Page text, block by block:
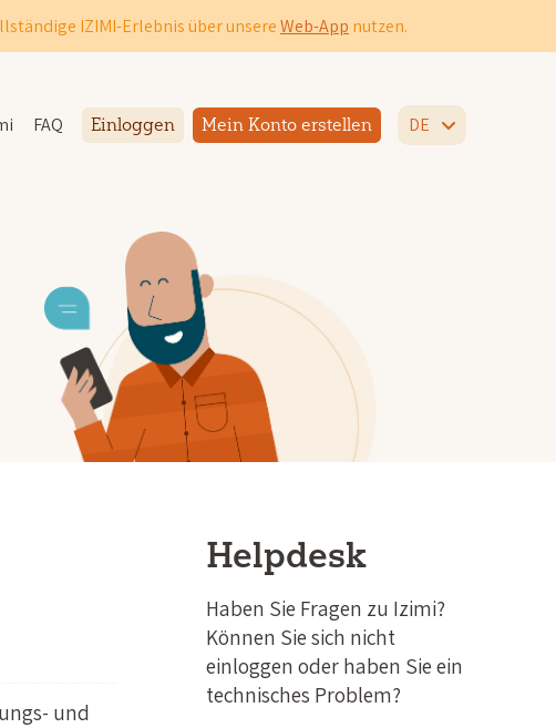
IZIMI-Erlebnis über unsereWeb-App nutzen.
FAQ Einloggen Mein Konto erstellen DE
und
Helpdesk
Haben Sie Fragen zu Izimi?
Können Sie sich nicht
einloggen oder haben Sie ein
technisches Problem?